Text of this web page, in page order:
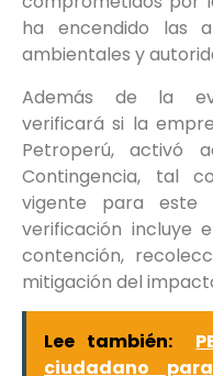
ha encendido las
ambientales y
Además de la
verificará si la
Petroperú, activó
Contingencia, tal
vigente para este
verificación incluye
contención,
mitigación del
Lee también:
ciudadano